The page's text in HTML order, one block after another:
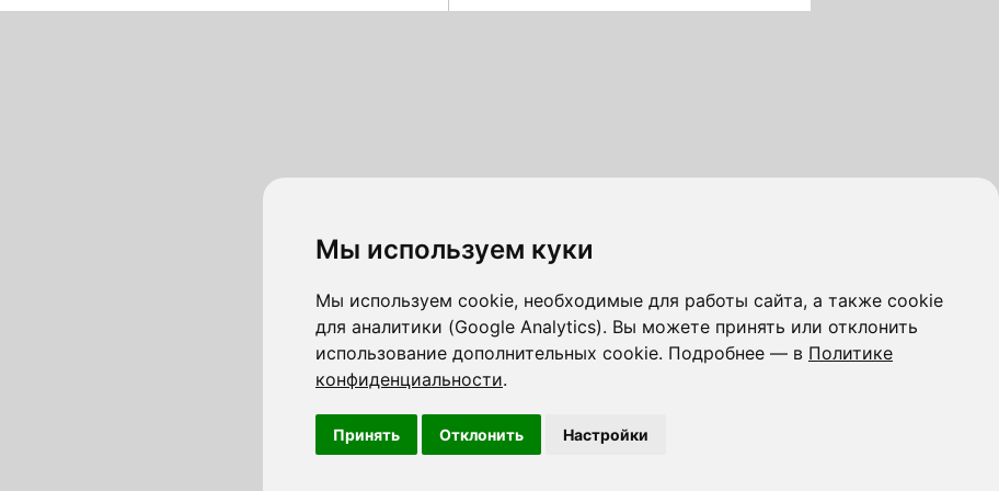
Мы используем куки
Мы используем cookie, необходимые для работы сайта, а также cookie
для аналитики (Google Analytics). Вы можете принять или отклонить
использование дополнительных cookie. Подробнее — в Политике
конфиденциальности.
Принять Отклонить Настройки